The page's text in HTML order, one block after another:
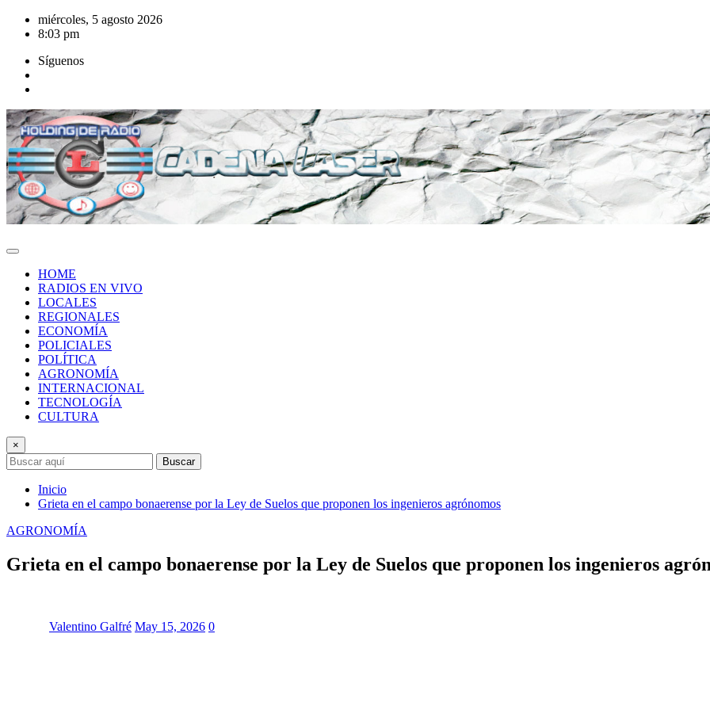
Saltar
miércoles, 5 agosto 2026
8:03 pm
Síguenos
HOME
RADIOS EN VIVO
LOCALES
REGIONALES
ECONOMÍA
POLICIALES
POLÍTICA
AGRONOMÍA
INTERNACIONAL
TECNOLOGÍA
CULTURA
×
Buscar
Inicio
Grieta en el campo bonaerense por la Ley de Suelos que proponen los ingenieros agrónomos
AGRONOMÍA
Grieta en el campo bonaerense por la Ley de Suelos que proponen los ingenieros
Valentino Galfré May 15, 2026 0